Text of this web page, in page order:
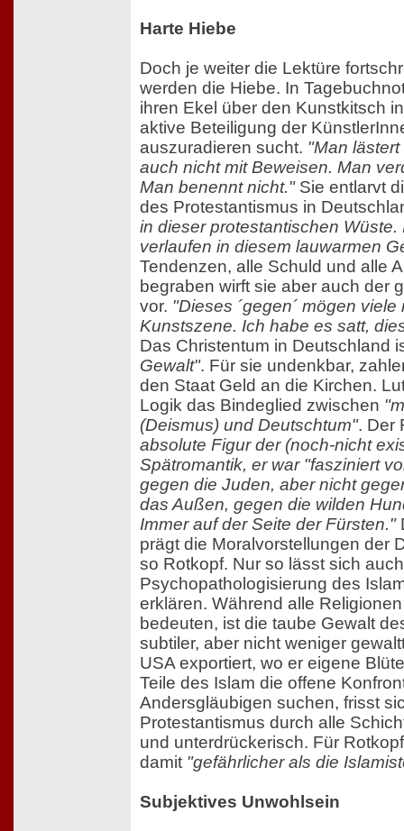
Harte Hiebe
Doch je weiter die Lektüre
werden die Hiebe. In
ihren Ekel über den Kunstkitsch
aktive Beteiligung der
auszuradieren sucht. "Man
auch nicht mit Beweisen. Man
Man benennt nicht."Sie entlarvt
des Protestantismus in
in dieser protestantischen Wüste.
verlaufen in diesem lauwarmen
Tendenzen, alle Schuld und alle
begraben wirft sie aber auch der
vor. "Dieses ´gegen´ mögen viele
Kunstszene. Ich habe es satt,
Das Christentum in Deutschland
Gewalt". Für sie undenkbar,
den Staat Geld an die Kirchen.
Logik das Bindeglied zwischen
(Deismus) und Deutschtum". Der
absolute Figur der (noch-nicht
Spätromantik, er war "fasziniert
gegen die Juden, aber nicht
das Außen, gegen die wilden
Immer auf der Seite der Fürsten."
prägt die Moralvorstellungen der
so Rotkopf. Nur so lässt sich
Psychopathologisierung des
erklären. Während alle
bedeuten, ist die taube Gewalt
subtiler, aber nicht weniger
USA exportiert, wo er eigene
Teile des Islam die offene
Andersgläubigen suchen, frisst
Protestantismus durch alle
und unterdrückerisch. Für
damit "gefährlicher als die
Subjektives Unwohlsein